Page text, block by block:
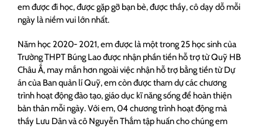
em được đi học, được gặp gỡ bạn bè, được thầy, cô dạy dỗ mỗi
ngày là niềm vui lớn nhất.
Năm học 2020- 2021, em được là một trong 25 học sinh của
Trường THPT Búng Lao được nhận phần tiền hỗ trợ từ Quỹ HB
Châu Ắ, may mắn hơn ngoài việc nhận hỗ trợ bằng tiền từ Dự
án của Ban quản lí Quỹ, em còn được tham dự các chương
trình hoạt động đào tạo, giáo dục kĩ năng sống để hoàn thiện
bản thân mỗi ngày. Với em, 04 chương trình hoạt động mà
thầy Lưu Dân và cô Nguyễn Thắm tập huấn cho chúng em